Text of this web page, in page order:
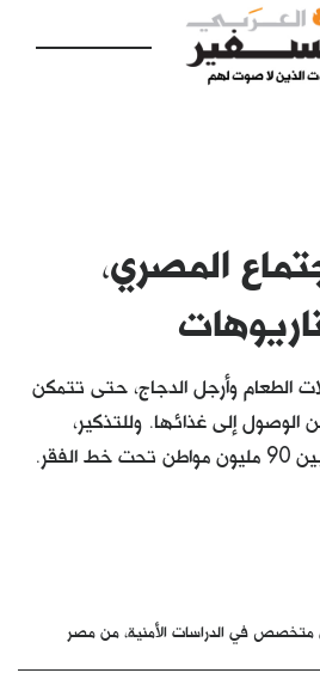
المصري،
الطعام وأرجل الدجاج، حتى تتمكن
الوصول إلى غذائها. وللتذكير،
متخصص في الدراسات الأمنية، من مصر